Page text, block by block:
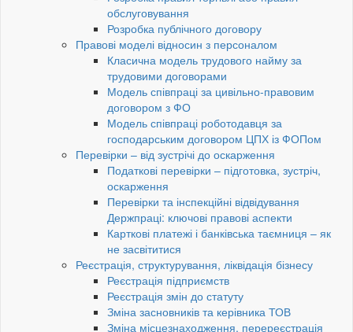
обслуговування
Розробка публічного договору
Правові моделі відносин з персоналом
Класична модель трудового найму за
трудовими договорами
Модель співпраці за цивільно-правовим
договором з ФО
Модель співпраці роботодавця за
господарським договором ЦПХ із ФОПом
Перевірки – від зустрічі до оскарження
Податкові перевірки – підготовка, зустріч,
оскарження
Перевірки та інспекційні відвідування
Держпраці: ключові правові аспекти
Карткові платежі і банківська таємниця – як
не засвітитися
Реєстрація, структурування, ліквідація бізнесу
Реєстрація підприємств
Реєстрація змін до статуту
Зміна засновників та керівника ТОВ
Зміна місцезнаходження, перереєстрація